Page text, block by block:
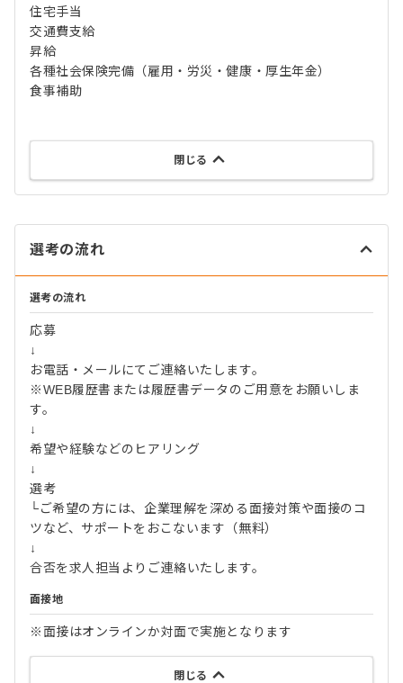
住宅手当
交通費支給
昇給
各種社会保険完備（雇用・労災・健康・厚生年金）
食事補助
閉じる
選考の流れ
選考の流れ
応募
↓
お電話・メールにてご連絡いたします。
※WEB履歴書または履歴書データのご用意をお願いしま
す。
↓
希望や経験などのヒアリング
↓
選考
└ご希望の方には、企業理解を深める面接対策や面接のコ
ツなど、サポートをおこないます（無料）
↓
合否を求人担当よりご連絡いたします。
面接地
※面接はオンラインか対面で実施となります
閉じる